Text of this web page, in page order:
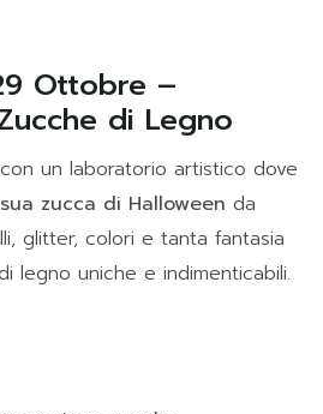
Ottobre –
di Legno
un laboratorio artistico dove
zucca di Halloween da
glitter, colori e tanta fantasia
legno uniche e indimenticabili.